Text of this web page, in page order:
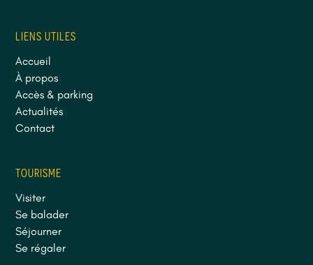
LIENS UTILES
Accueil
À propos
Accès & parking
Actualités
Contact
TOURISME
Visiter
Se balader
Séjourner
Se régaler